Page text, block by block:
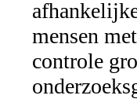
mensen
controle